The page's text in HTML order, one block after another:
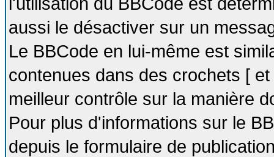
aussi le désactiver sur un
Le BBCode en lui-même est
contenues dans des crochets [
meilleur contrôle sur la manière
Pour plus d'informations sur le
depuis le formulaire de